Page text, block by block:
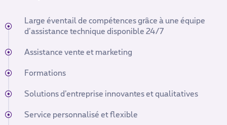
Large éventail de compétences grâce à une équipe
d’assistance technique disponible 24/7
Assistance vente et marketing
Formations
Solutions d’entreprise innovantes et qualitatives
Service personnalisé et flexible